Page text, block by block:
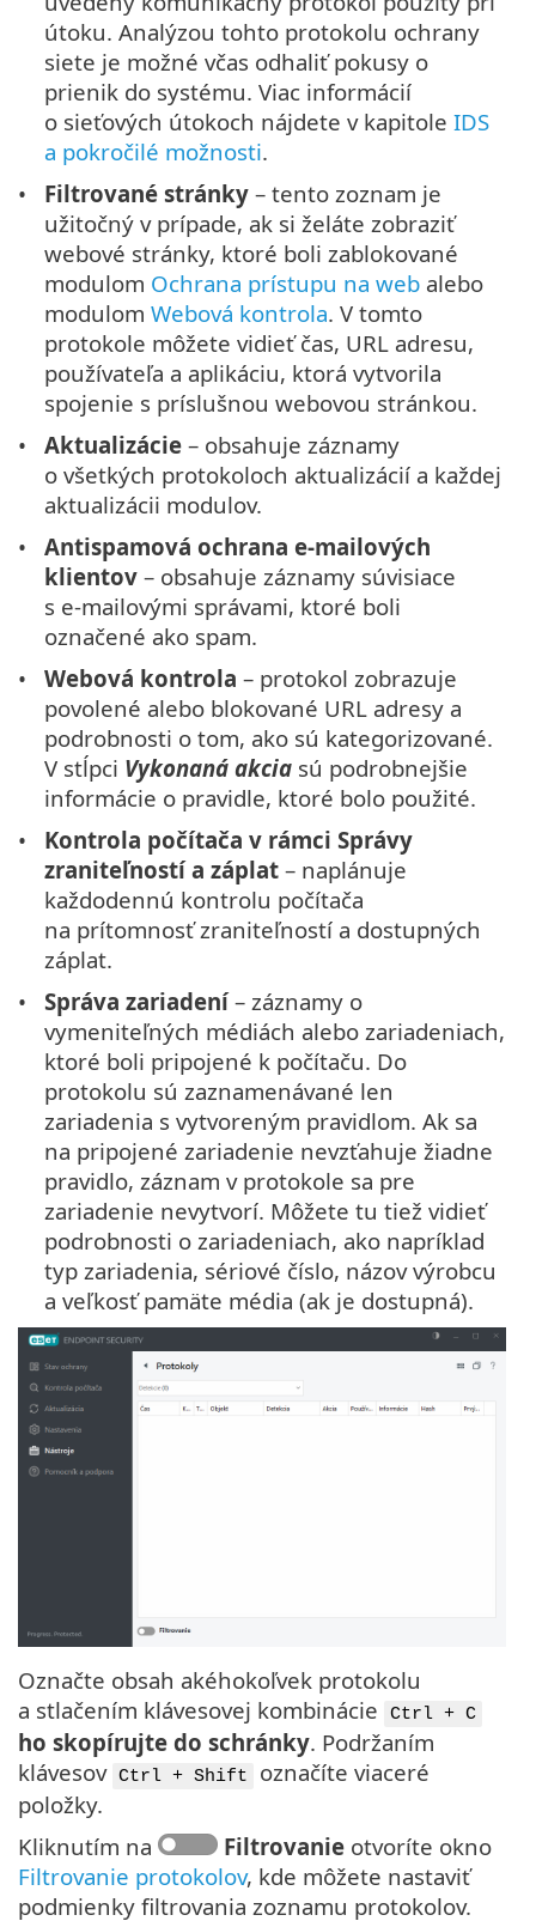
útoku. Analýzou tohto protokolu ochrany
siete je možné včas odhaliť pokusy o
prienik do systému. Viac informácií
o sieťových útokoch nájdete v kapitoleIDS
a pokročilé možnosti.
Filtrované stránky – tento zoznam je
užitočný v prípade, ak si želáte zobraziť
webové stránky, ktoré boli zablokované
modulom Ochrana prístupu na web alebo
modulomWebová kontrola. V tomto
protokole môžete vidieť čas, URL adresu,
používateľa a aplikáciu, ktorá vytvorila
spojenie s príslušnou webovou stránkou.
Aktualizácie – obsahuje záznamy
o všetkých protokoloch aktualizácií a každej
aktualizácii modulov.
Antispamová ochrana e‑mailových
klientov – obsahuje záznamy súvisiace
s e‑mailovými správami, ktoré boli
označené ako spam.
Webová kontrola – protokol zobrazuje
povolené alebo blokované URL adresy a
podrobnosti o tom, ako sú kategorizované.
V stĺpci Vykonaná akcia sú podrobnejšie
informácie o pravidle, ktoré bolo použité.
Kontrola počítača v rámci Správy
zraniteľností a záplat – naplánuje
každodennú kontrolu počítača
na prítomnosť zraniteľností a dostupných
záplat.
Správa zariadení– záznamy o
vymeniteľných médiách alebo zariadeniach,
ktoré boli pripojené k počítaču. Do
protokolu sú zaznamenávané len
zariadenia s vytvoreným pravidlom. Ak sa
na pripojené zariadenie nevzťahuje žiadne
pravidlo, záznam v protokole sa pre
zariadenie nevytvorí. Môžete tu tiež vidieť
podrobnosti o zariadeniach, ako napríklad
typ zariadenia, sériové číslo, názov výrobcu
a veľkosť pamäte média (ak je dostupná).
Označte obsah akéhokoľvek protokolu
a stlačením klávesovej kombinácie
Ctrl + C
ho skopírujte do schránky. Podržaním
klávesov Ctrl + Shift
označíte viaceré
položky.
Kliknutím na
Filtrovanie otvoríte okno
Filtrovanie protokolov, kde môžete nastaviť
podmienky filtrovania zoznamu protokolov.